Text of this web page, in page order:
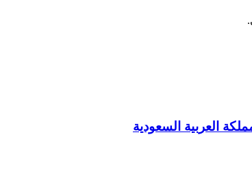
العربية السعودية